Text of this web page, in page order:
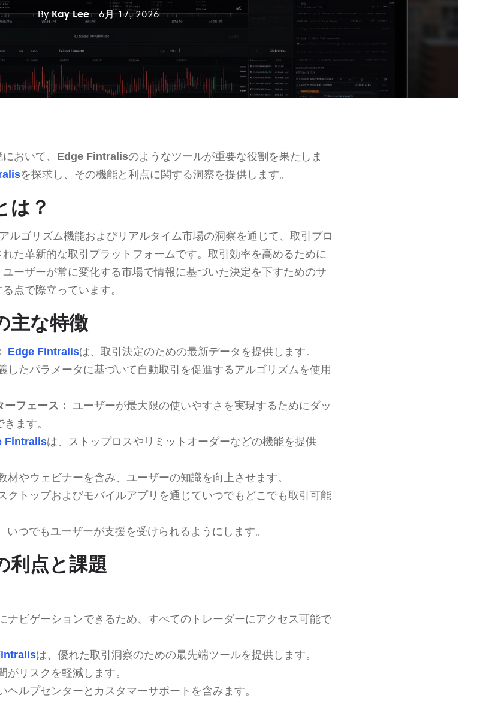
ByKay Lee - 6月 17, 2026
おいて、 Edge Fintralisのようなツールが重要な役割を果たしま
を探求し、その機能と利点に関する洞察を提供します。
は？
ルゴリズム機能およびリアルタイム市場の洞察を通じて、取引プロ
た革新的な取引プラットフォームです。取引効率を高めるために
ーザーが常に変化する市場で情報に基づいた決定を下すためのサ
点で際立っています。
主な特徴
Edge Fintralisは、取引決定のための最新データを提供します。
したパラメータに基づいて自動取引を促進するアルゴリズムを使用
フェース：
ユーザーが最大限の使いやすさを実現するためにダッ
ます。
Fintralisは、ストップロスやリミットオーダーなどの機能を提供
材やウェビナーを含み、ユーザーの知識を向上させます。
クトップおよびモバイルアプリを通じていつでもどこでも取引可能
いつでもユーザーが支援を受けられるようにします。
利点と課題
ナビゲーションできるため、すべてのトレーダーにアクセス可能で
は、優れた取引洞察のための最先端ツールを提供します。
がリスクを軽減します。
ヘルプセンターとカスタマーサポートを含みます。